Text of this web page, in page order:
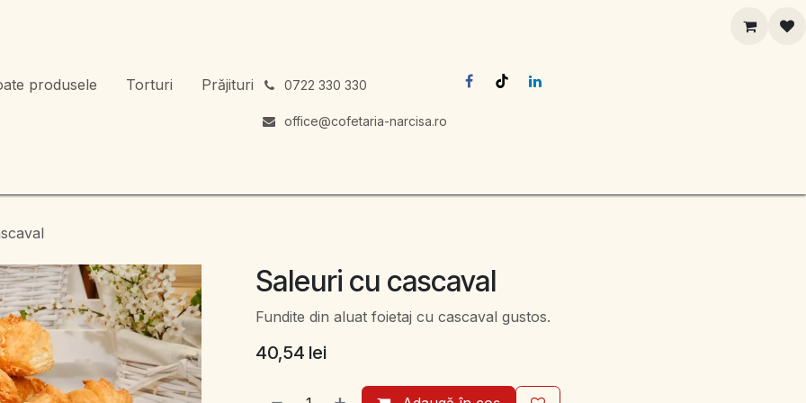
produsele Torturi Prăjituri 0722 330 330
office@cofetaria-narcisa.ro
Saleuri cu cascaval
Fundite din aluat foietaj cu cascaval gustos.
40,54 lei